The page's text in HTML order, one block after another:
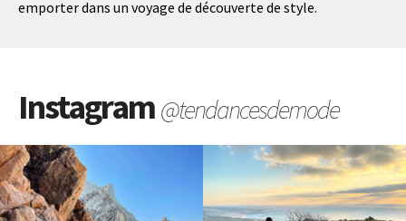
emporter dans un voyage de découverte de style.
Instagram@tendancesdemode